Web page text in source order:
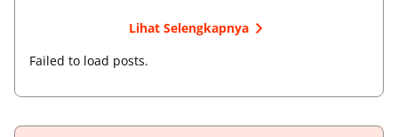
Lihat Selengkapnya
Failed to load posts.